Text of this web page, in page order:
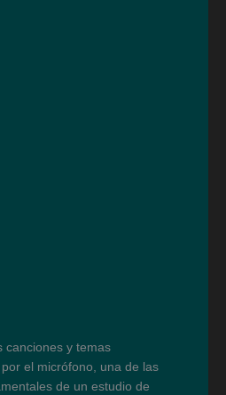
canciones y temas
el micrófono, una de las
de un estudio de